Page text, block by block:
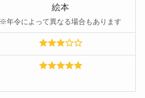
絵本
※年令によって異なる場合もあります